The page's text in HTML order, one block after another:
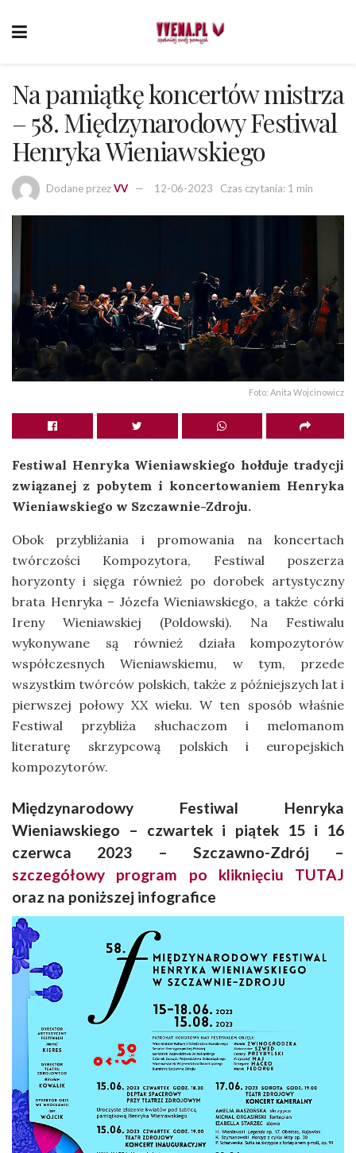
Na pamiątkę koncertów mistrza
– 58. Międzynarodowy Festiwal
Henryka Wieniawskiego
Dodane przezVV 12-06-2023 Czas czytania: 1 min
Foto: Anita Wojcinowicz
Festiwal Henryka Wieniawskiego hołduje tradycji
związanej z pobytem i koncertowaniem Henryka
Wieniawskiego w Szczawnie-Zdroju.
Obok przybliżania i promowania na koncertach
twórczości Kompozytora, Festiwal poszerza
horyzonty i sięga również po dorobek artystyczny
brata Henryka – Józefa Wieniawskiego, a także córki
Ireny Wieniawskiej (Poldowski). Na Festiwalu
wykonywane są również działa kompozytorów
współczesnych Wieniawskiemu, w tym, przede
wszystkim twórców polskich, także z późniejszych lat i
pierwszej połowy XX wieku. W ten sposób właśnie
Festiwal przybliża słuchaczom i melomanom
literaturę skrzypcową polskich i europejskich
kompozytorów.
Międzynarodowy Festiwal Henryka
Wieniawskiego – czwartek i piątek 15 i 16
czerwca 2023 – Szczawno-Zdrój –
szczegółowy program po kliknięciu TUTAJ
oraz na poniższej infografice